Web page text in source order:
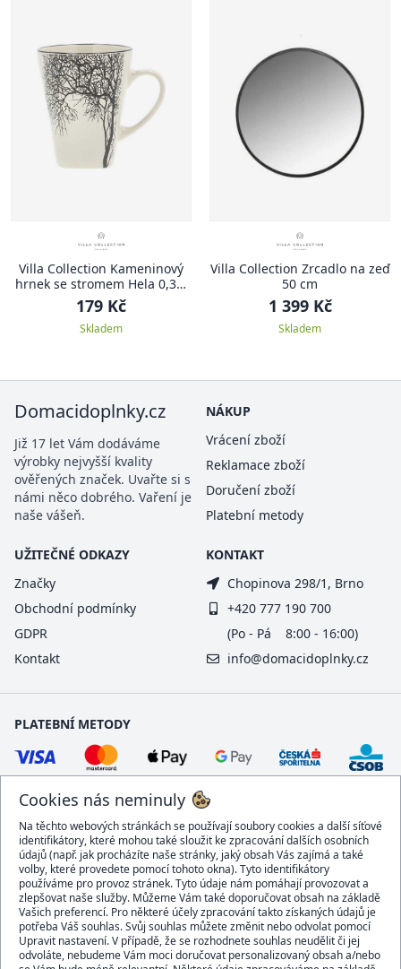
Villa Collection Kameninový
hrnek se stromem Hela 0,35l
Sand
179 Kč
Skladem
Villa Collection Zrcadlo na zeď
50 cm
1 399 Kč
Skladem
Cookies nás neminuly
Na těchto webových stránkách se používají soubory cookies a další síťové
identifikátory, které mohou také sloužit ke zpracování dalších osobních
údajů (např. jak procházíte naše stránky, jaký obsah Vás zajímá a také
volby, které provedete pomocí tohoto okna). Tyto identifikátory
používáme pro provoz stránek. Tyto údaje nám pomáhají provozovat a
zlepšovat naše služby. Můžeme Vám také doporučovat obsah na základě
Vašich preferencí. Pro některé účely zpracování takto získaných údajů je
potřeba Váš souhlas. Svůj souhlas můžete změnit nebo odvolat pomocí
Upravit nastavení. V případě, že se rozhodnete souhlas neudělit či jej
odvoláte, nebudeme Vám moci doručovat personalizovaný obsah a/nebo
Domacidoplnky.cz
Již 17 let Vám dodáváme
výrobky nejvyšší kvality
ověřených značek. Uvařte si s
námi něco dobrého. Vaření je
naše vášeň.
NÁKUP
Vrácení zboží
Reklamace zboží
Doručení zboží
Platební metody
UŽITEČNÉ ODKAZY
Značky
Obchodní podmínky
GDPR
Kontakt
KONTAKT
Chopinova 298/1, Brno
+420 777 190 700
(Po - Pá 8:00 - 16:00)
info@domacidoplnky.cz
PLATEBNÍ METODY
DOPRAVCI